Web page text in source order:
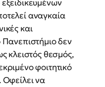
αναγκαία
και
δεν
κλειστός θεσμός,
φοιτητικό
Οφείλει να